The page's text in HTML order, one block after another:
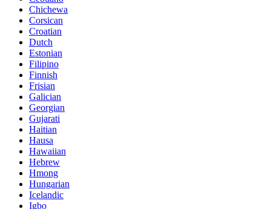
Chichewa
Corsican
Croatian
Dutch
Estonian
Filipino
Finnish
Frisian
Galician
Georgian
Gujarati
Haitian
Hausa
Hawaiian
Hebrew
Hmong
Hungarian
Icelandic
Igbo